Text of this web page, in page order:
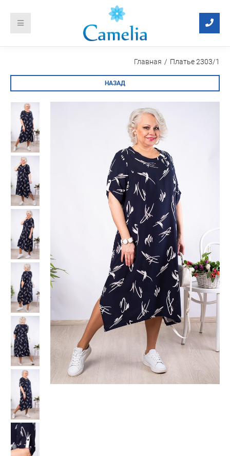
НАЗАД
Главная Платье 2303/1